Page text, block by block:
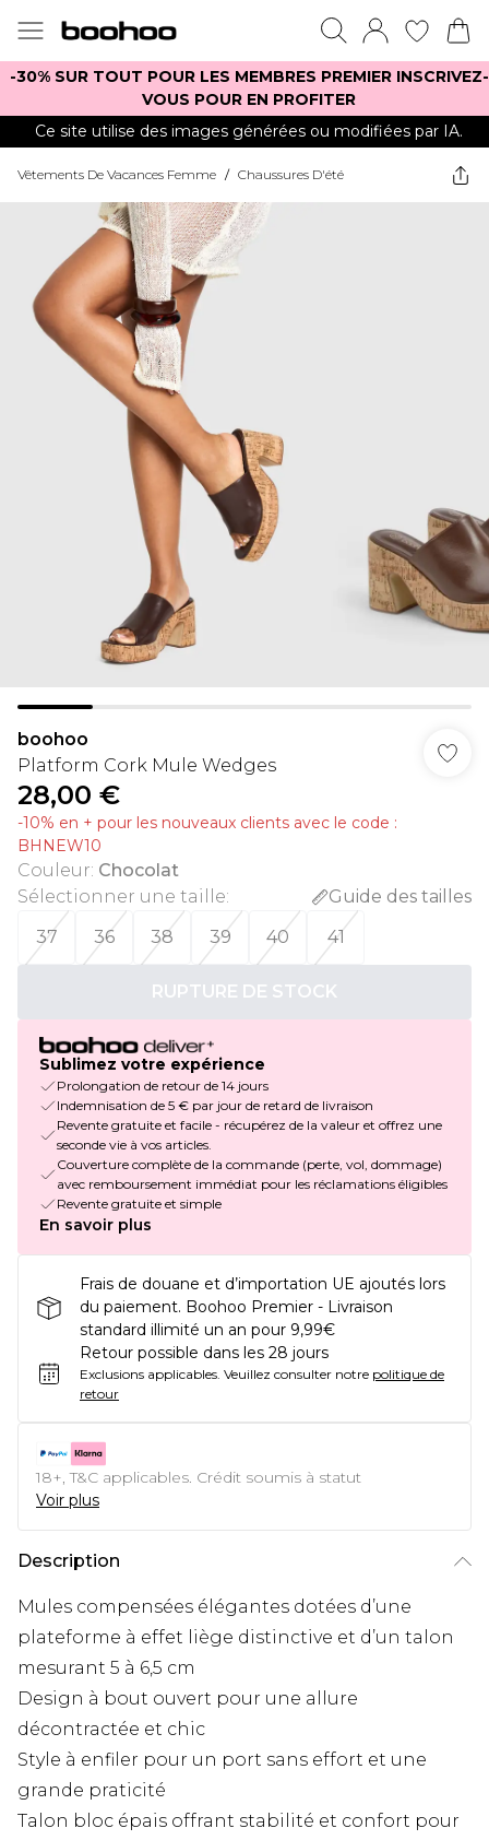
-30% SUR TOUT POUR LES MEMBRES PREMIER INSCRIVEZ-
VOUS POUR EN PROFITER
Ce site utilise des images générées ou modifiées par IA.
Vêtements De Vacances Femme / Chaussures D'été
boohoo
Platform Cork Mule Wedges
28,00 €
-10% en + pour les nouveaux clients avec le code :
BHNEW10
Couleur: Chocolat
Sélectionner une taille:
Guide des tailles
37
36 38 39 40 41
RUPTURE DE STOCK
Sublimez votre expérience
Prolongation de retour de 14 jours
Indemnisation de 5 € par jour de retard de livraison
Revente gratuite et facile - récupérez de la valeur et offrez une
seconde vie à vos articles.
Couverture complète de la commande (perte, vol, dommage)
avec remboursement immédiat pour les réclamations éligibles
Revente gratuite et simple
En savoir plus
Frais de douane et d’importation UE ajoutés lors
du paiement. Boohoo Premier - Livraison
standard illimité un an pour 9,99€
Retour possible dans les 28 jours
Exclusions applicables. Veuillez consulter notre politique de
retour
18+, T&C applicables. Crédit soumis à statut
Voir plus
Description
Mules compensées élégantes dotées d’une
plateforme à effet liège distinctive et d’un talon
mesurant 5 à 6,5 cm
Design à bout ouvert pour une allure
décontractée et chic
Style à enfiler pour un port sans effort et une
grande praticité
Talon bloc épais offrant stabilité et confort pour